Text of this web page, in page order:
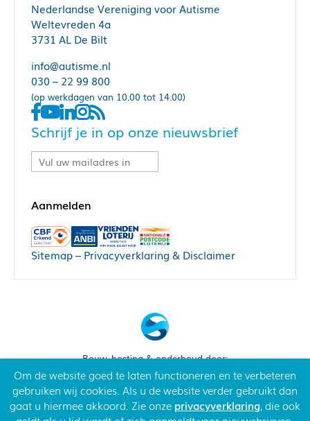
Nederlandse Vereniging voor Autisme
Weltevreden 4a
3731 AL De Bilt
info@autisme.nl
030 – 22 99 800
(op werkdagen van 10.00 tot 14.00)
Schrijf je in op onze nieuwsbrief
Sitemap– Privacyverklaring & Disclaimer
Bouw, hosting & onderhoud door:
Snowball Ecommerce
Om de website goed te laten functioneren en te verbeteren
gebruiken wij cookies. Als u de website verder gebruikt dan
gaat u hiermee akkoord. Zie onze privacyverklaring, die ook